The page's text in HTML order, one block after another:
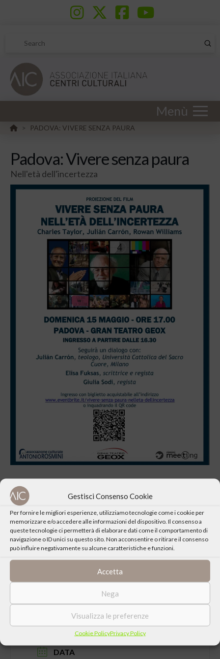
Gestisci Consenso Cookie
Per fornire le migliori esperienze, utilizziamo tecnologie come i cookie per
memorizzare e/o accedere alle informazioni del dispositivo. Il consenso a
queste tecnologie ci permetterà di elaborare dati come il comportamento di
navigazione o ID unici su questo sito. Non acconsentire o ritirare il consenso
può influire negativamente su alcune caratteristiche e funzioni.
Accetta
Nega
Visualizza le preferenze
Cookie PolicyPrivacy Policy
Search
Menù
HOME
> PADOVA: VIVERE SENZA PAURA
Padova: Vivere senza paura
Nell'età dell'incertezza
CONDIVIDI QUESTO EVENTO
DATA